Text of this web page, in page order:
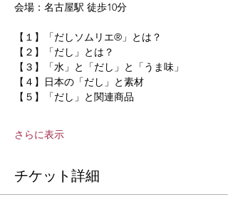
会場：名古屋駅 徒歩10分
【１】「だしソムリエ®」とは？
【２】「だし」とは？
【３】「水」と「だし」と「うま味」
【４】日本の「だし」と素材
【５】「だし」と関連商品
さらに表示
チケット詳細